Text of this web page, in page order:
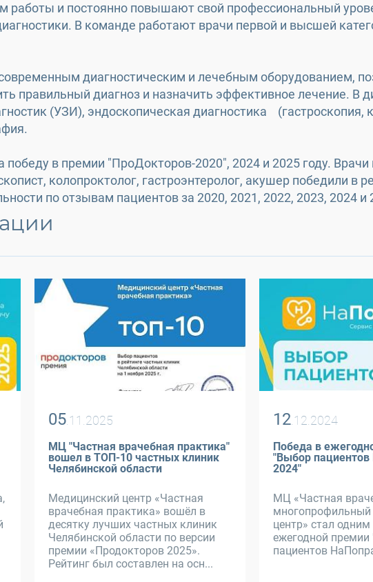
работы и постоянно повышают свой профессиональный
В команде работают врачи первой и высшей
диагностическим и лечебным оборудованием,
правильный диагноз и назначить эффективное лечение. В
(УЗИ), эндоскопическая диагностика (гастроскопия,
победу в премии "ПроДокторов-2020", 2024 и 2025 году.
колопроктолог, гастроэнтеролог, акушер победили
по отзывам пациентов за 2020, 2021, 2022, 2023, 2024 и
05 .11.2025
МЦ "Частная врачебная практика"
вошел в ТОП-10 частных клиник
Челябинской области
Медицинский центр «Частная
врачебная практика» вошёл в
десятку лучших частных клиник
Челябинской области по версии
премии «Продокторов 2025».
Рейтинг был составлен на осн...
12 .12.2024
Победа в
"Выбор
2024"
МЦ «Частная
центр» стал одним
ежегодной
пациентов